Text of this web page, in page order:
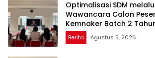
Optimalisasi SDM
Wawancara Calon
Kemnaker Batch 2
Berita Agustus 5, 2026